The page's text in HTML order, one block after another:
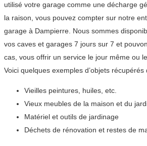
utilisé votre garage comme une décharge
la raison, vous pouvez compter sur notre
garage à Dampierre. Nous sommes
vos caves et garages 7 jours sur 7 et
cas, vous offrir un service le jour même ou
Voici quelques exemples d’objets
Vieilles peintures, huiles, etc.
Vieux meubles de la maison et du
Matériel et outils de jardinage
Déchets de rénovation et restes de